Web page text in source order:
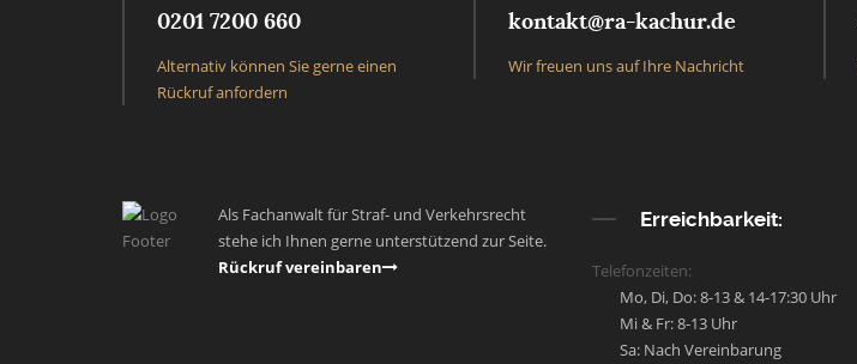
0201 7200 660
Alternativ können Sie gerne einen
Rückruf anfordern
kontakt@ra-kachur.de
Wir freuen uns auf Ihre Nachricht
Als Fachanwalt für Straf- und Verkehrsrecht
stehe ich Ihnen gerne unterstützend zur Seite.
Rückruf vereinbaren
Erreichbarkeit:
Telefonzeiten:
Mo, Di, Do: 8-13 & 14-17:30 Uhr
Mi & Fr: 8-13 Uhr
Sa: Nach Vereinbarung